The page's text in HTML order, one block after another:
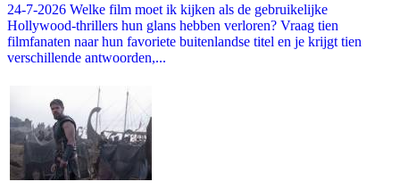
24-7-2026 Welke film moet ik kijken als de gebruikelijke
Hollywood-thrillers hun glans hebben verloren? Vraag tien
filmfanaten naar hun favoriete buitenlandse titel en je krijgt tien
verschillende antwoorden,...